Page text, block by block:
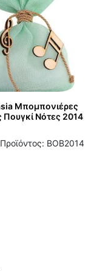
Μπομπονιέρες
Πουγκί Νότες 2014
BOB2014